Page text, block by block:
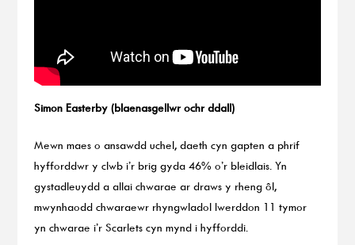
Simon Easterby (blaenasgellwr ochr ddall)
Mewn maes o ansawdd uchel, daeth cyn gapten a phrif
hyfforddwr y clwb i’r brig gyda 46% o’r bleidlais. Yn
gystadleuydd a allai chwarae ar draws y rheng ôl,
mwynhaodd chwaraewr rhyngwladol Iwerddon 11 tymor
yn chwarae i’r Scarlets cyn mynd i hyfforddi.